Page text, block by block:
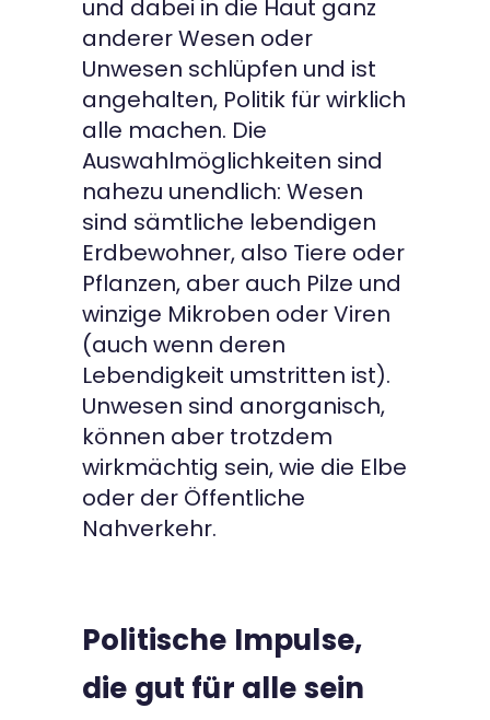
geleckt, seid also erneut hier, um ein
weiteres Spiel zu wagen, das noch
mehr in die Tiefe geht? Hier geht es
zu den → Erweiterungen für die
Parlamentsphase
und dabei in die Haut ganz
anderer Wesen oder
Unwesen schlüpfen und ist
angehalten, Politik für wirklich
alle machen. Die
Auswahlmöglichkeiten sind
nahezu unendlich: Wesen
sind sämtliche lebendigen
Erdbewohner, also Tiere oder
Pflanzen, aber auch Pilze und
winzige Mikroben oder Viren
(auch wenn deren
Lebendigkeit umstritten ist).
Unwesen sind anorganisch,
können aber trotzdem
wirkmächtig sein, wie die Elbe
oder der Öffentliche
Nahverkehr.
Politische Impulse,
die gut für alle sein